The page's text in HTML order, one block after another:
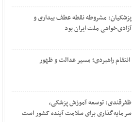
پزشکیان: مشروطه نقطه عطف بیداری و
آزادی‌خواهی ملت ایران بود
انتقام راهبردی؛ مسیر عدالت و ظهور
ظفرقندی: توسعه آموزش پزشکی،
سرمایه‌گذاری برای سلامت آینده کشور است